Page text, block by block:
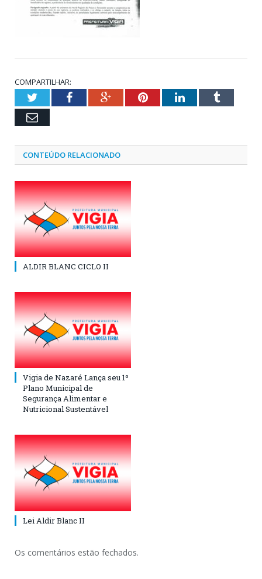
COMPARTILHAR:
TwitterFacebookGoogle+PinterestLinkedInTumblr
Email
CONTEÚDO RELACIONADO
ALDIR BLANC CICLO II
Vigia de Nazaré Lança seu 1º
Plano Municipal de
Segurança Alimentar e
Nutricional Sustentável
Lei Aldir Blanc II
Os comentários estão fechados.